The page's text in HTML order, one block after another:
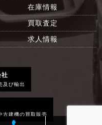
在庫情報
買取査定
求人情報
社
及び輸出
古建機の買取販売